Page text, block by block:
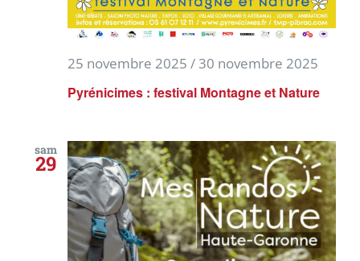
Pyrénicimes : festival Montagne et Nature
25 novembre 2025 /30 novembre 2025
sam
29